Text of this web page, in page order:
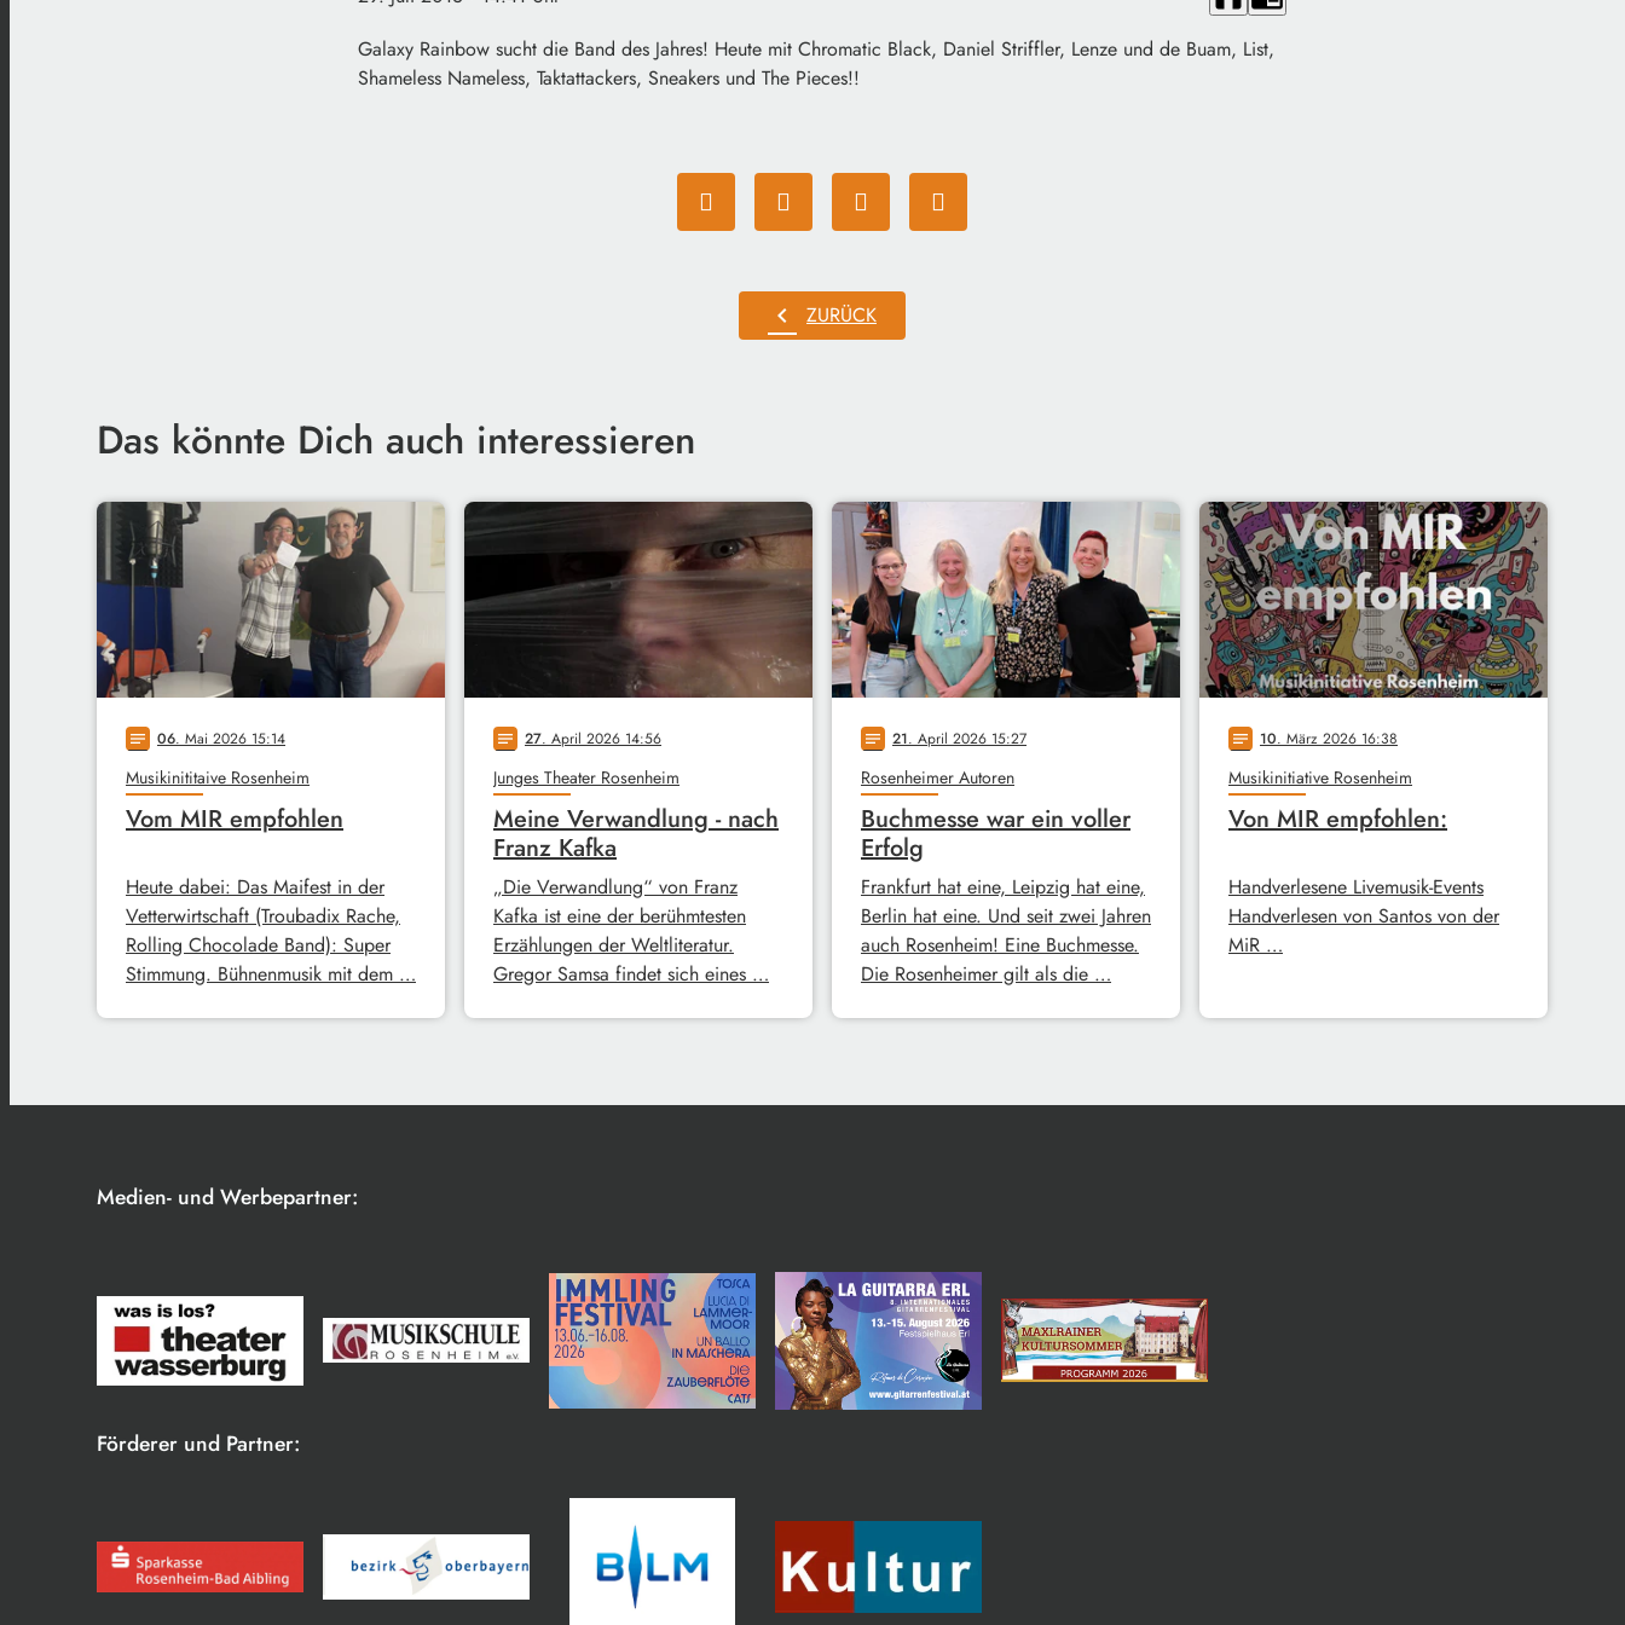
Galaxy Rainbow sucht die Band des Jahres! Heute mit Chromatic Black, Daniel Striffler, Lenze und de Buam, List,
Shameless Nameless, Taktattackers, Sneakers und The Pieces!!
chevron_left ZURÜCK
Das könnte Dich auch interessieren
notes 06. Mai 2026 15:14
Musikinititaive Rosenheim
Vom MIR empfohlen
Heute dabei: Das Maifest in der
Vetterwirtschaft (Troubadix Rache,
Rolling Chocolade Band): Super
Stimmung. Bühnenmusik mit dem …
notes 27. April 2026 14:56
Junges Theater Rosenheim
Meine Verwandlung - nach
Franz Kafka
„Die Verwandlung“ von Franz
Kafka ist eine der berühmtesten
Erzählungen der Weltliteratur.
Gregor Samsa findet sich eines …
notes 21. April 2026 15:27
Rosenheimer Autoren
Buchmesse war ein voller
Erfolg
Frankfurt hat eine, Leipzig hat eine,
Berlin hat eine. Und seit zwei Jahren
auch Rosenheim! Eine Buchmesse.
Die Rosenheimer gilt als die …
notes 10. März 2026 16:38
Musikinitiative Rosenheim
Von MIR empfohlen:
Handverlesene Livemusik-Events
Handverlesen von Santos von der
MiR …
Medien- und Werbepartner:
Förderer und Partner: